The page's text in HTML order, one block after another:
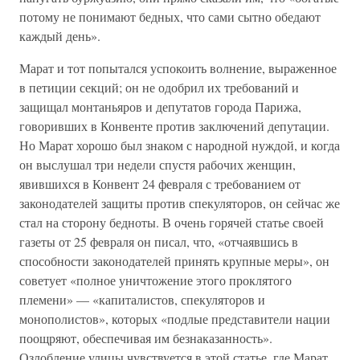
потому не понимают бедных, что сами сытно обедают
каждый день».
Марат и тот попытался успокоить волнение, выраженное
в петиции секций; он не одобрил их требований и
защищал монтаньяров и депутатов города Парижа,
говоривших в Конвенте против заключений депутации.
Но Марат хорошо был знаком с народной нуждой, и когда
он выслушал три недели спустя рабочих женщин,
явившихся в Конвент 24 февраля с требованием от
законодателей защиты против спекуляторов, он сейчас же
стал на сторону бедноты. В очень горячей статье своей
газеты от 25 февраля он писал, что, «отчаявшись в
способности законодателей принять крупные меры», он
советует «полное уничтожение этого проклятого
племени» — «капиталистов, спекуляторов и
монополистов», которых «подлые представители нации
поощряют, обеспечивая им безнаказанность».